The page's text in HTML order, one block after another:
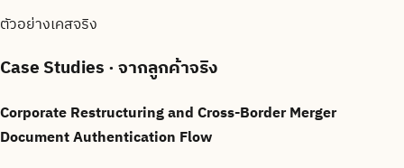
ตัวอย่างเคสจริง
Case Studies· จากลูกค้าจริง
Corporate Restructuring and Cross-Border Merger
Document Authentication Flow